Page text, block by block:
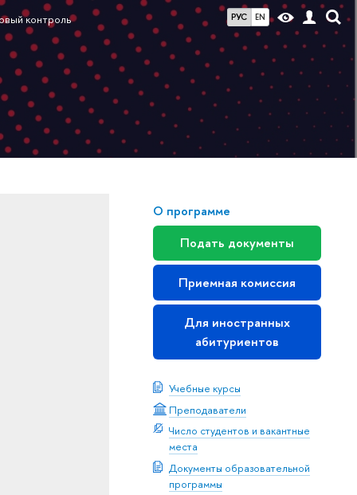
РУС EN
контроль
О программе
Подать документы
Приемная комиссия
Для иностранных
абитуриентов
Учебные курсы
Преподаватели
Число студентов и вакантные
места
Документы образовательной
программы